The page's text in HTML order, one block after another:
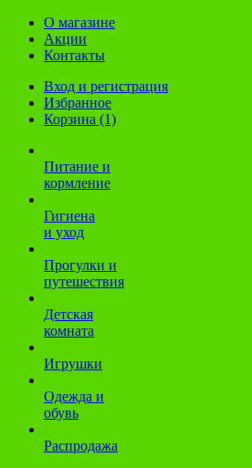
О магазине
Акции
Контакты
Вход и регистрация
Избранное
Корзина (1)
Питание и
кормление
Гигиена
и уход
Прогулки и
путешествия
Детская
комната
Игрушки
Одежда и
обувь
Распродажа